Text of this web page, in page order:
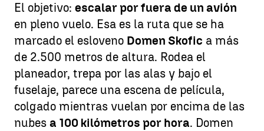
El objetivo: escalar por fuera de un avión
en pleno vuelo. Esa es la ruta que se ha
marcado el esloveno Domen Skofic a más
de 2.500 metros de altura. Rodea el
planeador, trepa por las alas y bajo el
fuselaje, parece una escena de película,
colgado mientras vuelan por encima de las
nubes a 100 kilómetros por hora. Domen